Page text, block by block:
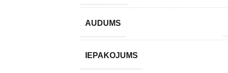
AUDUMS
IEPAKOJUMS